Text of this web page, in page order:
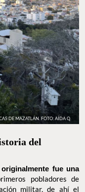
DE MAZATLÁN. FOTO: AÍDA Q.
la historia del